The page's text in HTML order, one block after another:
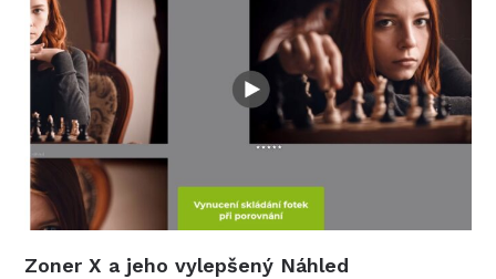
Zoner X a jeho vylepšený Náhled